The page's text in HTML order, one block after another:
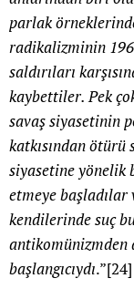
parlak
radikalizminin
saldırıları
kaybettiler. Pek
savaş siyasetinin
katkısından ötürü
siyasetine
etmeye başladılar
kendilerinde suç
başlangıcıydı.”[24]